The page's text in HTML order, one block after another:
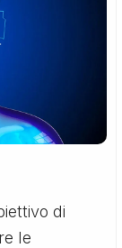
di
le